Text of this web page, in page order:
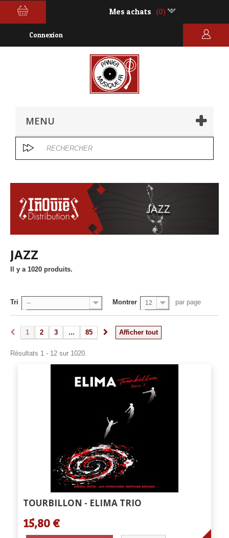
Mes achats (0)
Connexion
MENU
JAZZ
Il y a 1020 produits.
Tri -- Montrer 12 par page
Afficher tout
1 2 3 ... 85
Résultats 1 - 12 sur 1020.
TOURBILLON - ELIMA TRIO
15,80 €